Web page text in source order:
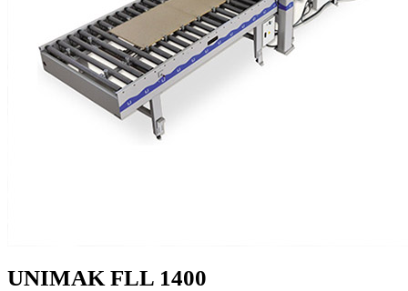
UNIMAK FLL 1400